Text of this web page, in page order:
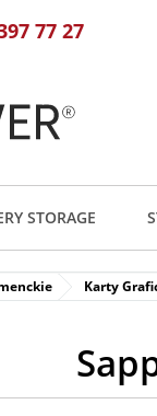
77 27
STORAGE
Karty